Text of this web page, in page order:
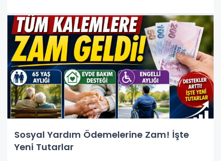
Sosyal Yardım Ödemelerine Zam! İşte
Yeni Tutarlar